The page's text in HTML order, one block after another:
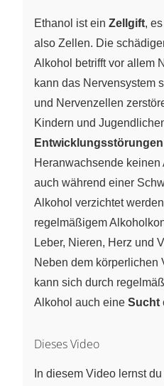
Ethanol ist ein Zellgift,
also Zellen. Die
Alkohol betrifft vor allem
kann das Nervensystem
und Nervenzellen
Kindern und
Entwicklungsstörungen
Heranwachsende keinen
auch während einer
Alkohol verzichtet
regelmäßigem
Leber, Nieren, Herz und
Neben dem körperlichen
kann sich durch
Alkohol auch eine Sucht
Dieses Video
In diesem Video lernst